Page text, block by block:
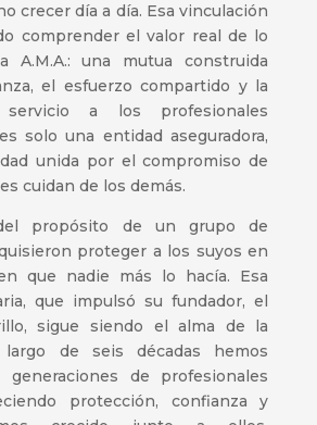
crecer día a día. Esa vinculación
comprender el valor real de lo
A.M.A.: una mutua construida
el esfuerzo compartido y la
a los profesionales
solo una entidad aseguradora,
unida por el compromiso de
cuidan de los demás.
propósito de un grupo de
proteger a los suyos en
que nadie más lo hacía. Esa
que impulsó su fundador, el
sigue siendo el alma de la
de seis décadas hemos
generaciones de profesionales
protección, confianza y